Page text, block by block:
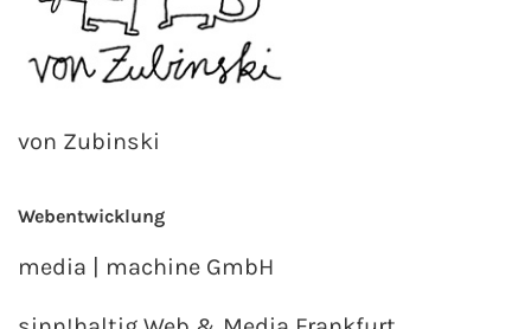
von Zubinski
Webentwicklung
media | machine GmbH